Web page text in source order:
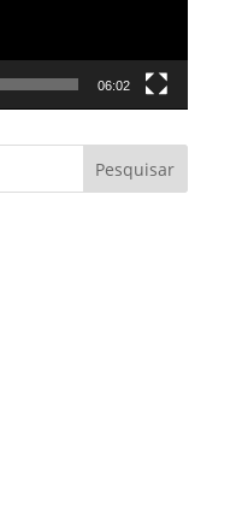
06:02